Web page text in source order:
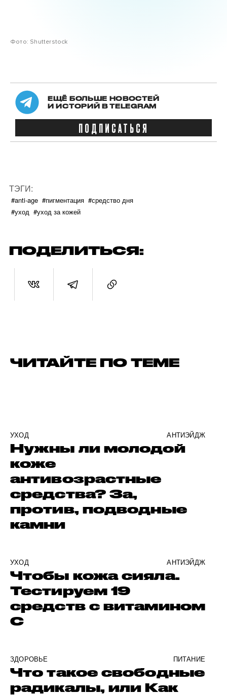
Фото: Shutterstock
ЕЩЁ БОЛЬШЕ НОВОСТЕЙ
И ИСТОРИЙ В TELEGRAM
ПОДПИСАТЬСЯ
ТЭГИ:
#anti-age #пигментация #средство дня
#уход #уход за кожей
ПОДЕЛИТЬСЯ:
ЧИТАЙТЕ ПО ТЕМЕ
УХОД АНТИЭЙДЖ
Нужны ли молодой
коже
антивозрастные
средства? За,
против, подводные
камни
УХОД АНТИЭЙДЖ
Чтобы кожа сияла.
Тестируем 19
средств с витамином
C
ЗДОРОВЬЕ ПИТАНИЕ
Что такое свободные
радикалы, или Как